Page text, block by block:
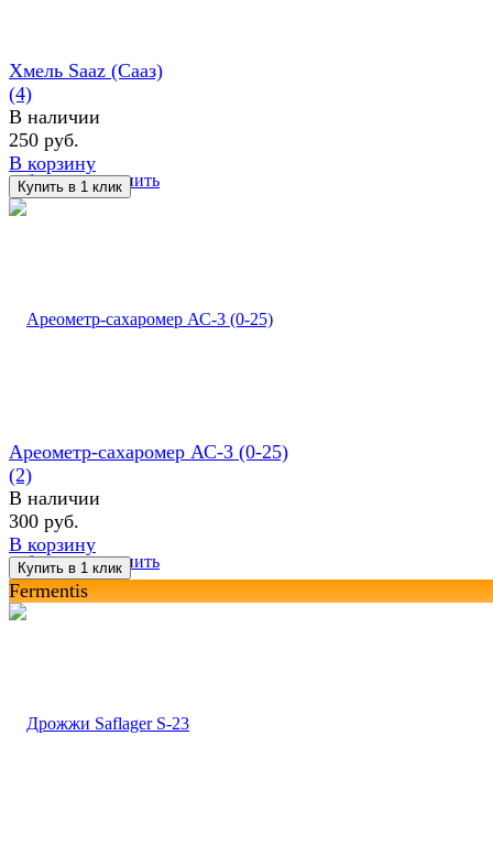
избранное сравнить
Хмель Saaz (Сааз)
(4)
В наличии
250 руб.
В корзину
избранное сравнить
Ареометр-сахаромер АС-3 (0-25)
(2)
В наличии
300 руб.
В корзину
Fermentis